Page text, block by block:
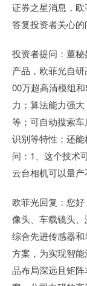
证券之星消息，
答复投资者关心的
投资者提问：董
产品，欧菲光自
00万超高清模组
力；算法能力强
等；可自动搜索
识别等特性；还
问：1、这个技术
云台相机可以量产
欧菲光回复：您
像头、车载镜头
综合先进传感器
方案，为实现智
品布局深远且矩